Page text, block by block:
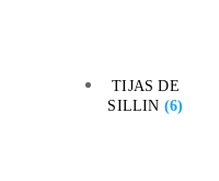
TIJAS DE
SILLIN (6)